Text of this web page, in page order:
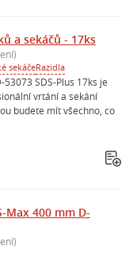
a sekáčů - 17ks
sekáčeRazidla
SDS-Plus 17ks je
vrtání a sekání
budete mít všechno, co
Max 400 mm D-